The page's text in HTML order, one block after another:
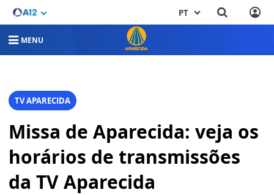
PT
MENU
TV APARECIDA
Missa de Aparecida: veja os
horários de transmissões
da TV Aparecida